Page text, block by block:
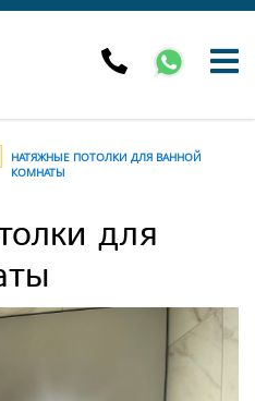
НАТЯЖНЫЕ ПОТОЛКИ ДЛЯ ВАННОЙ
КОМНАТЫ
для